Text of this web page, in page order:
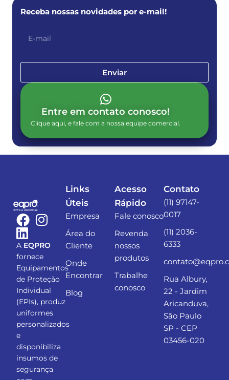
Receba nossas novidades por e-mail!
Enviar
Entre em contato conosco!
Clique aqui, e fale com a nossa equipe comercial.
A EQPRO
fornece
Equipamentos
de Proteção
Individual
(EPIs), produz
uniformes
personalizados
e
disponibiliza
insumos de
segurança
Links
Úteis
Empresa
Área do
Cliente
Onde
Encontrar
Blog
Acesso
Rápido
Fale conosco
Revenda
nossos
produtos
Trabalhe
conosco
Contato
(11) 97147-
0017
(11) 2036-
6333
Rua Albury,
22 - Jardim
Aricanduva,
São Paulo
SP - CEP
03456-020